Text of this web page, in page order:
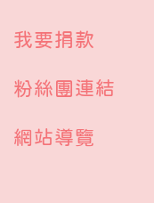
我要捐款
粉絲團連結
網站導覽